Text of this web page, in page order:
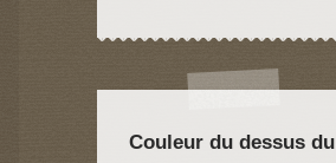
Couleur du dessus du